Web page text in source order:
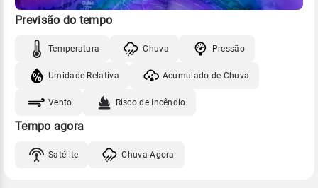
Previsão do tempo
Temperatura Chuva Pressão
Umidade Relativa Acumulado de Chuva
Vento Risco de Incêndio
Tempo agora
Satélite Chuva Agora